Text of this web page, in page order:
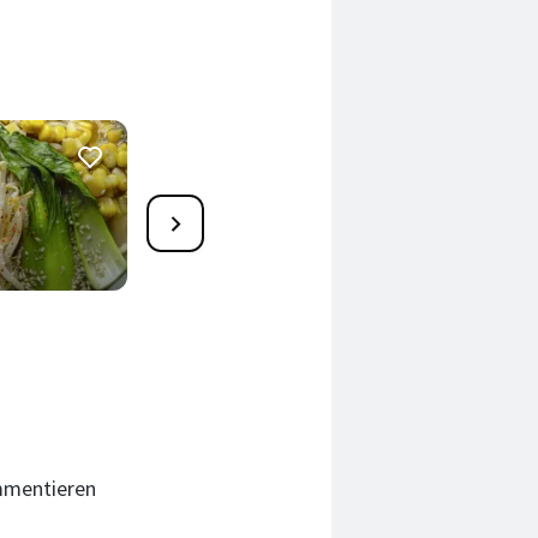
1
Hähnchen-Limetten-
Ramen